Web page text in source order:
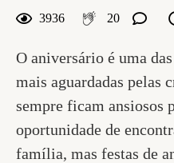
3936 20
O aniversário é uma
mais aguardadas pelas
sempre ficam ansiosos
oportunidade de
família, mas festas de